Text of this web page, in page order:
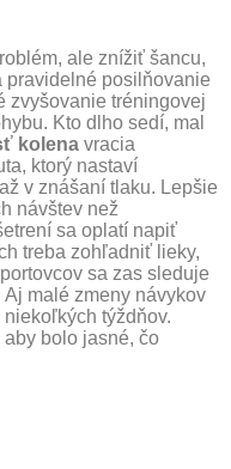
ale znížiť šancu,
pravidelné posilňovanie
zvyšovanie tréningovej
Kto dlho sedí, mal
kolena vracia
ktorý nastaví
v znášaní tlaku. Lepšie
návštev než
sa oplatí napiť
treba zohľadniť lieky,
sa zas sleduje
malé zmeny návykov
týždňov.
bolo jasné, čo